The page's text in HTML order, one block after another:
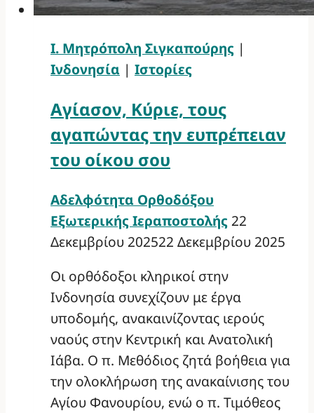
Ι. Μητρόπολη Σιγκαπούρης |
Ινδονησία | Ιστορίες
Αγίασον, Κύριε, τους
αγαπώντας την ευπρέπειαν
του οίκου σου
Αδελφότητα Ορθοδόξου
Εξωτερικής Ιεραποστολής 22
Δεκεμβρίου 202522 Δεκεμβρίου 2025
Οι ορθόδοξοι κληρικοί στην
Ινδονησία συνεχίζουν με έργα
υποδομής, ανακαινίζοντας ιερούς
ναούς στην Κεντρική και Ανατολική
Ιάβα. Ο π. Μεθόδιος ζητά βοήθεια για
την ολοκλήρωση της ανακαίνισης του
Αγίου Φανουρίου, ενώ ο π. Τιμόθεος